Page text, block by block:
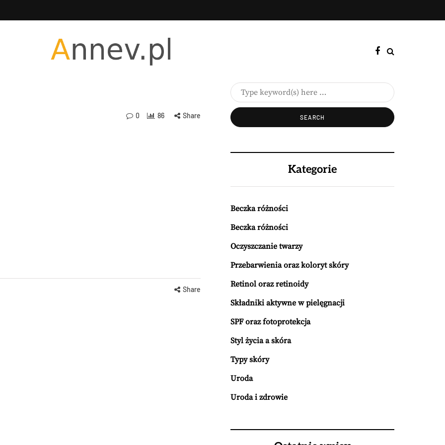
0 86 Share
Share
Kategorie
Beczka różności
Beczka różności
Oczyszczanie twarzy
Przebarwienia oraz koloryt skóry
Retinol oraz retinoidy
Składniki aktywne w pielęgnacji
SPF oraz fotoprotekcja
Styl życia a skóra
Typy skóry
Uroda
Uroda i zdrowie